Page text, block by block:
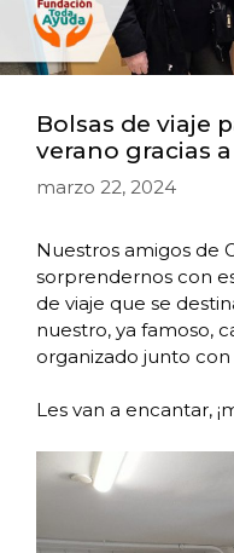
Bolsas de viaje
verano gracias a
marzo 22, 2024
Nuestros amigos de
sorprendernos con
de viaje que se
nuestro, ya famoso,
organizado junto
Les van a encantar,